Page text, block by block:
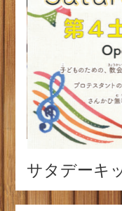
サタデーキ